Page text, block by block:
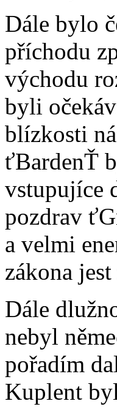
Dále bylo
příchodu
východu
byli
blízkosti
ťBardenŤ
vstupujíce
pozdrav
a velmi
zákona
Dále
nebyl
pořadím
Kuplent